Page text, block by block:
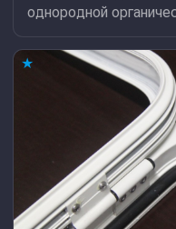
однородной
★